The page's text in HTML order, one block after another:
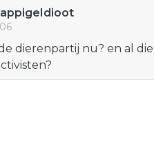
dierenpartij nu? en al die